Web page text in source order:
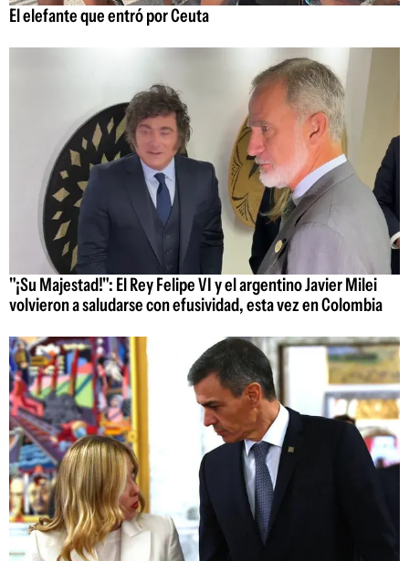
El elefante que entró por Ceuta
"¡Su Majestad!": El Rey Felipe VI y el argentino Javier Milei
volvieron a saludarse con efusividad, esta vez en Colombia